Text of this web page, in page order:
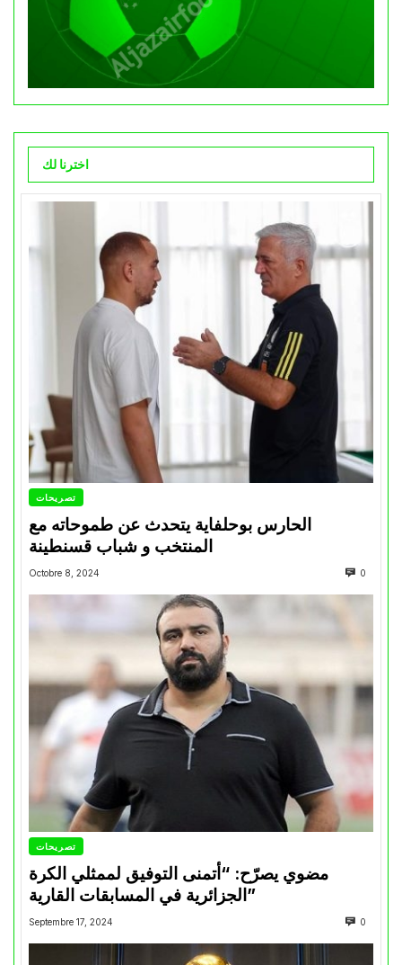
اخترنا لك
تصريحات
الحارس بوحلفاية يتحدث عن طموحاته مع
المنتخب و شباب قسنطينة
Octobre 8, 2024 0
تصريحات
مضوي يصرّح: “أتمنى التوفيق لممثلي الكرة
الجزائرية في المسابقات القارية”
Septembre 17, 2024 0